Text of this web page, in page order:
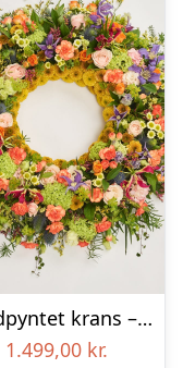
Rundpyntet krans – Et farverigt farvel
1.499,00 kr.